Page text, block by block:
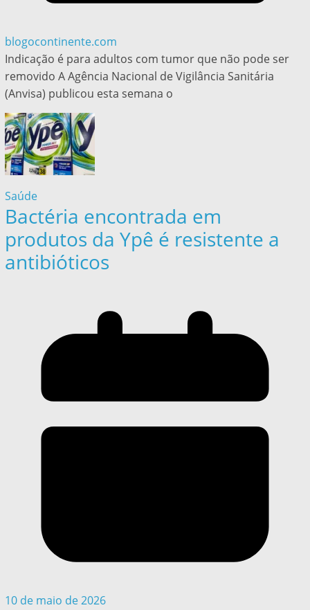
blogocontinente.com
Indicação é para adultos com tumor que não pode ser
removido A Agência Nacional de Vigilância Sanitária
(Anvisa) publicou esta semana o
Saúde
Bactéria encontrada em
produtos da Ypê é resistente a
antibióticos
10 de maio de 2026